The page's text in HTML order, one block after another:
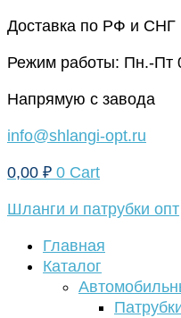
Перейти
содержимому
Доставка по РФ и СНГ
Режим работы: Пн.-Пт
Напрямую с завода
info@shlangi-opt.ru
0,00 ₽ 0 Cart
Шланги и патрубки опт
Главная
Каталог